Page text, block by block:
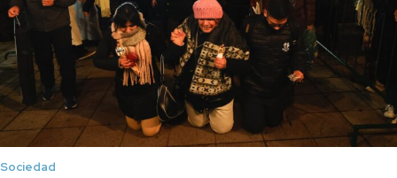
Sociedad